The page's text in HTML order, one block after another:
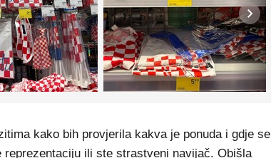
kako bih provjerila kakva je ponuda i gdje se
ili ste strastveni navijač. Obišla